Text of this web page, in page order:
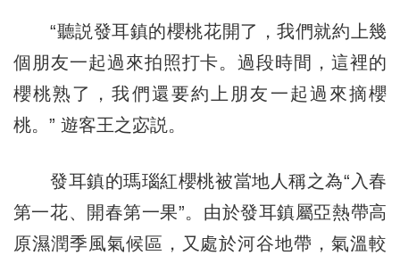
“聽説發耳鎮的櫻桃花開了，我們就約上幾
個朋友一起過來拍照打卡。過段時間，這裡的
櫻桃熟了，我們還要約上朋友一起過來摘櫻
桃。” 遊客王之宓説。
發耳鎮的瑪瑙紅櫻桃被當地人稱之為“入春
第一花、開春第一果”。由於發耳鎮屬亞熱帶高
原濕潤季風氣候區，又處於河谷地帶，氣溫較